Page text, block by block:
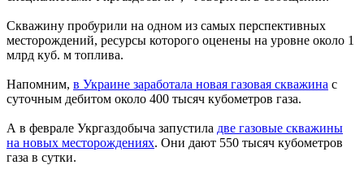
Скважину пробурили на одном из самых перспективных
месторождений, ресурсы которого оценены на уровне около 1
млрд куб. м топлива.
Напомним, в Украине заработала новая газовая скважина с
суточным дебитом около 400 тысяч кубометров газа.
А в феврале Укргаздобыча запустила две газовые скважины
на новых месторождениях. Они дают 550 тысяч кубометров
газа в сутки.